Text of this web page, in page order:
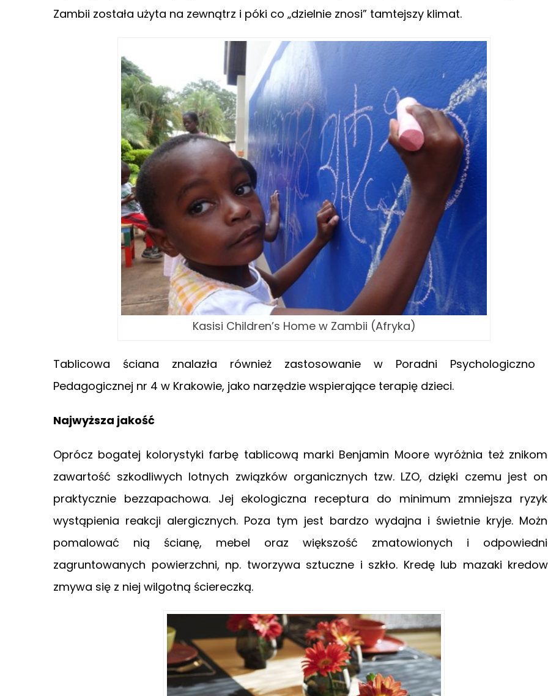
Zambii została użyta na zewnątrz i póki co „dzielnie znosi” tamtejszy klimat.
Kasisi Children’s Home w Zambii (Afryka)
Tablicowa ściana znalazła również zastosowanie w Poradni Psychologiczno
Pedagogicznej nr 4 w Krakowie, jako narzędzie wspierające terapię dzieci.
Najwyższa jakość
Oprócz bogatej kolorystyki farbę tablicową marki Benjamin Moore wyróżnia też
zawartość szkodliwych lotnych związków organicznych tzw. LZO, dzięki czemu jest
praktycznie bezzapachowa. Jej ekologiczna receptura do minimum zmniejsza
wystąpienia reakcji alergicznych. Poza tym jest bardzo wydajna i świetnie kryje.
pomalować nią ścianę, mebel oraz większość zmatowionych i
zagruntowanych powierzchni, np. tworzywa sztuczne i szkło. Kredę lub mazaki
zmywa się z niej wilgotną ściereczką.